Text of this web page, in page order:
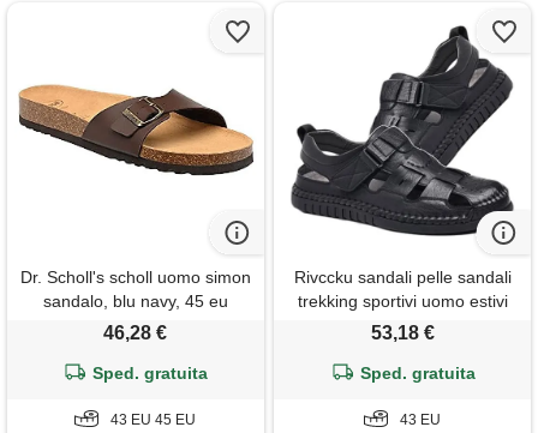
Dr. Scholl's scholl uomo simon
sandalo, blu navy, 45 eu
46,28 €
Sped. gratuita
43 EU 45 EU
Rivccku sandali pelle sandali
trekking sportivi uomo estivi
sandali punta chiusa da
pescatore
53,18 €
Sped. gratuita
43 EU